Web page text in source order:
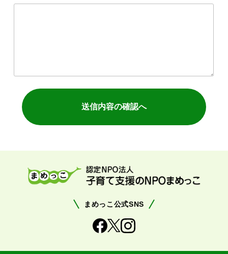
まめっこ公式SNS